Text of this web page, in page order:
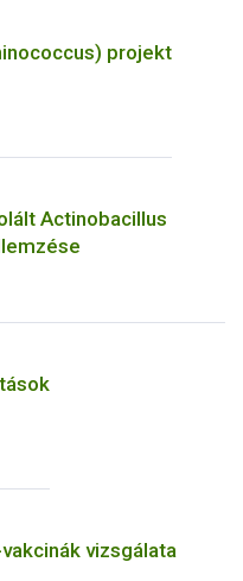
projekt
Actinobacillus
vizsgálata